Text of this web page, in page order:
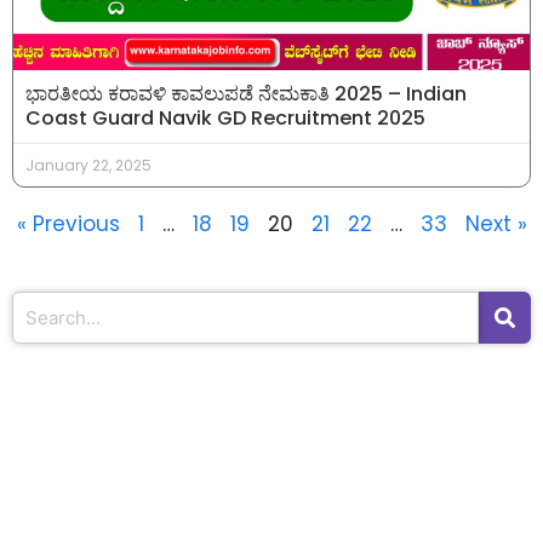
ಭಾರತೀಯ ಕರಾವಳಿ ಕಾವಲುಪಡೆ ನೇಮಕಾತಿ 2025 – Indian
Coast Guard Navik GD Recruitment 2025
January 22, 2025
« Previous 1 … 18 19 20 21 22 … 33 Next »